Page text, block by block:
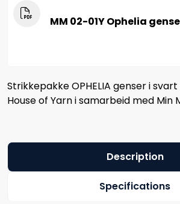
MM 02-01Y Ophelia
Strikkepakke OPHELIA genser i
House of Yarn i samarbeid med Min
Description
Specifications